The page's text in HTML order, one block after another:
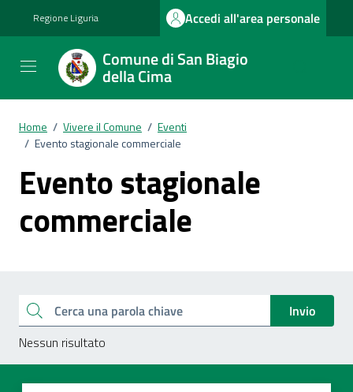
Regione Liguria Accedi all'area personale
Comune di San Biagio
della Cima
Home / Vivere il Comune / Eventi
/ Evento stagionale commerciale
Evento stagionale
commerciale
Esplora tutti i documenti
Cerca una parola chiave
Invio
Nessun risultato